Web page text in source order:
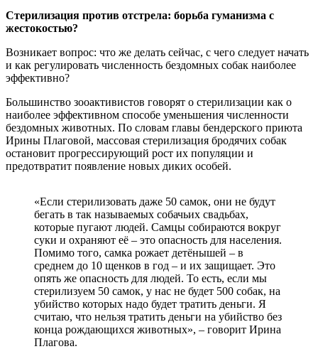
Стерилизация против отстрела: борьба гуманизма с
жестокостью?
Возникает вопрос: что же делать сейчас, с чего следует начать
и как регулировать численность бездомных собак наиболее
эффективно?
Большинство зооактивистов говорят о стерилизации как о
наиболее эффективном способе уменьшения численности
бездомных животных. По словам главы бендерского приюта
Ирины Плаговой, массовая стерилизация бродячих собак
остановит прогрессирующий рост их популяции и
предотвратит появление новых диких особей.
«Если стерилизовать даже 50 самок, они не будут
бегать в так называемых собачьих свадьбах,
которые пугают людей. Самцы собираются вокруг
суки и охраняют её – это опасность для населения.
Помимо того, самка рожает детёнышей – в
среднем до 10 щенков в год – и их защищает. Это
опять же опасность для людей. То есть, если мы
стерилизуем 50 самок, у нас не будет 500 собак, на
убийство которых надо будет тратить деньги. Я
считаю, что нельзя тратить деньги на убийство без
конца рождающихся животных», – говорит Ирина
Плагова.